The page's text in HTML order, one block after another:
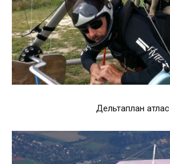
Дельтаплан атлас